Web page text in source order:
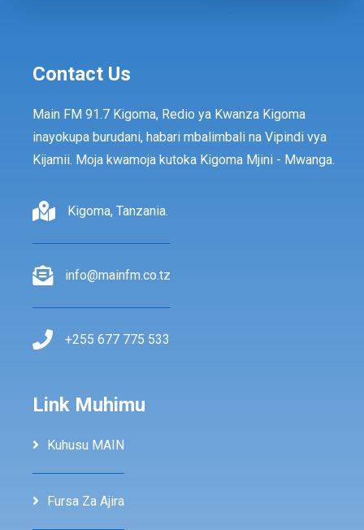
Contact Us
Main FM 91.7 Kigoma, Redio ya Kwanza Kigoma
inayokupa burudani, habari mbalimbali na Vipindi vya
Kijamii. Moja kwamoja kutoka Kigoma Mjini - Mwanga.
Kigoma, Tanzania.
info@mainfm.co.tz
+255 677 775 533
Link Muhimu
Kuhusu MAIN
Fursa Za Ajira